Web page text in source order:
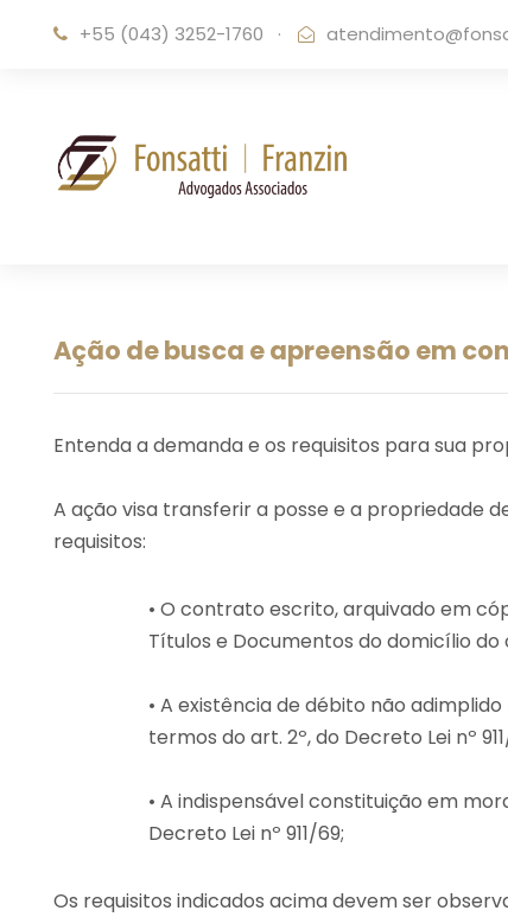
+55 (043) 3252-1760 ·
Ação de busca e apreensão em
Entenda a demanda e os requisitos para sua
A ação visa transferir a posse e a propriedade
requisitos:
• O contrato escrito, arquivado em
Títulos e Documentos do domicílio do
• A existência de débito não
termos do art. 2º, do Decreto Lei nº
• A indispensável constituição em
Decreto Lei nº 911/69;
Os requisitos indicados acima devem ser